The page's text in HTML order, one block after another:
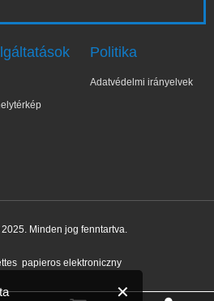
Politika
Adatvédelmi irányelvek
2025. Minden jog fenntartva.
papieros elektroniczny
✕